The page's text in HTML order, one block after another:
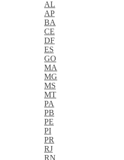
AL
AP
BA
CE
DF
ES
GO
MA
MG
MS
MT
PA
PB
PE
PI
PR
RJ
RN